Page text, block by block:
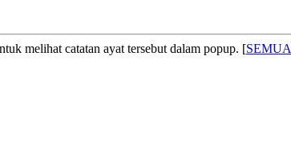
melihat catatan ayat tersebut dalam popup. [SEMUA